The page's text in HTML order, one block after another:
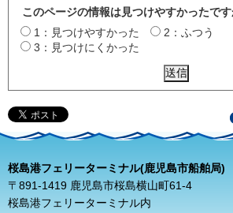
このページの情報は見つけやすかったです
1：見つけやすかった
2：ふつう
3：見つけにくかった
桜島港フェリーターミナル(鹿児島市船舶局)
〒891-1419 鹿児島市桜島横山町61-4
桜島港フェリーターミナル内